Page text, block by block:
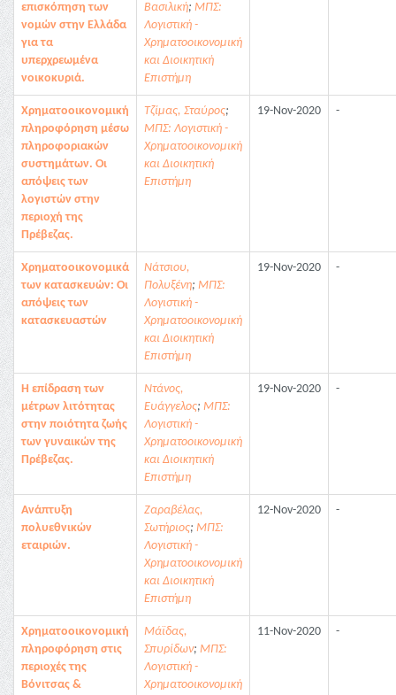
επισκόπηση των
νομών στην Ελλάδα
για τα
υπερχρεωμένα
νοικοκυριά.
Βασιλική; ΜΠΣ:
Λογιστική -
Χρηματοοικονομική
και Διοικητική
Επιστήμη
Χρηματοοικονομική
πληροφόρηση μέσω
πληροφοριακών
συστημάτων. Οι
απόψεις των
λογιστών στην
περιοχή της
Πρέβεζας.
Τζίμας, Σταύρος;
ΜΠΣ: Λογιστική -
Χρηματοοικονομική
και Διοικητική
Επιστήμη
19-Nov-2020 -
Χρηματοοικονομικά
των κατασκευών: Οι
απόψεις των
κατασκευαστών
Νάτσιου,
Πολυξένη; ΜΠΣ:
Λογιστική -
Χρηματοοικονομική
και Διοικητική
Επιστήμη
19-Nov-2020 -
Η επίδραση των
μέτρων λιτότητας
στην ποιότητα ζωής
των γυναικών της
Πρέβεζας.
Ντάνος,
Ευάγγελος; ΜΠΣ:
Λογιστική -
Χρηματοοικονομική
και Διοικητική
Επιστήμη
19-Nov-2020 -
Ανάπτυξη
πολυεθνικών
εταιριών.
Ζαραβέλας,
Σωτήριος; ΜΠΣ:
Λογιστική -
Χρηματοοικονομική
και Διοικητική
Επιστήμη
12-Nov-2020 -
Χρηματοοικονομική
πληροφόρηση στις
περιοχές της
Βόνιτσας &
Μάϊδας,
Σπυρίδων; ΜΠΣ:
Λογιστική -
Χρηματοοικονομική
11-Nov-2020 -